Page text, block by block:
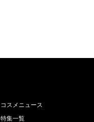
コスメニュース
特集一覧